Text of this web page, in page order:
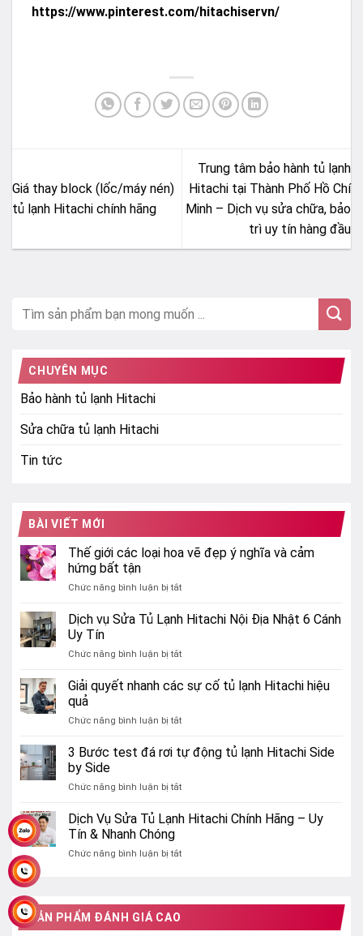
CHUYÊN MỤC
Bảo hành tủ lạnh Hitachi
Sửa chữa tủ lạnh Hitachi
Tin tức
BÀI VIẾT MỚI
Thế giới các loại hoa vẽ đẹp ý nghĩa và cảm
hứng bất tận
Chức năng bình luận bị tắtở
giới
hoa
đẹp
và
hứng
Dịch vụ Sửa Tủ Lạnh Hitachi Nội Địa Nhật 6 Cánh
Uy Tín
Chức năng bình luận bị tắtở
vụ
Sửa
Lạnh
Nội
6
Uy
Giải quyết nhanh các sự cố tủ lạnh Hitachi hiệu
quả
Chức năng bình luận bị tắtở
quyết
nhanh
sự
tủ
hiệu
3 Bước test đá rơi tự động tủ lạnh Hitachi Side
by Side
Chức năng bình luận bị tắtở
Bước
rơi
Dịch Vụ Sửa Tủ Lạnh Hitachi Chính Hãng – Uy
Tín & Nhanh Chóng
Chức năng bình luận bị tắtở
SẢN PHẨM ĐÁNH GIÁ CAO
https://www.pinterest.com/hitachiservn/
Giá thay block (lốc/máy nén)
tủ lạnh Hitachi chính hãng
Trung tâm bảo hành tủ lạnh
Hitachi tại Thành Phố Hồ Chí
Minh – Dịch vụ sửa chữa, bảo
trì uy tín hàng đầu